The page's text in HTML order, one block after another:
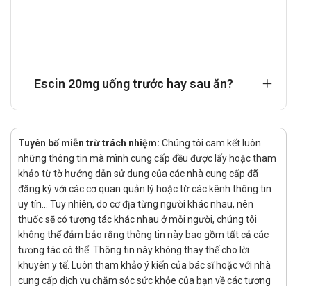
tức mô mềm.
Thuốc còn liên quan đến quá trình điều hòa phản ứng
thương cơ học.
Dược động học:
Hấp thu: Hoạt chất được hấp thu qua đường tiêu hóa,
với sự hỗ trợ của dạng bào chế bao tan trong ruột
nhằm tối ưu quá trình này.
Phân bố: Sau hấp thu, hoạt chất phân bố chủ yếu tại hệ
mạch và các mô liên quan đến phản ứng viêm, phù nề.
Chuyển hóa: Hoạt chất trải qua quá trình chuyển hóa
sinh học tại gan, tạo thành các chất chuyển hóa có
Escin 20mg uống trước hay sau ăn?
Tuyên bố miễn trừ trách nhiệm: Chúng tôi cam kết luôn
những thông tin mà mình cung cấp đều được lấy hoặc tham
khảo từ tờ hướng dẫn sử dụng của các nhà cung cấp đã
đăng ký với các cơ quan quản lý hoặc từ các kênh thông tin
uy tín... Tuy nhiên, do cơ địa từng người khác nhau, nên
thuốc sẽ có tương tác khác nhau ở mỗi người, chúng tôi
không thể đảm bảo rằng thông tin này bao gồm tất cả các
tương tác có thể. Thông tin này không thay thế cho lời
khuyên y tế. Luôn tham khảo ý kiến của bác sĩ hoặc với nhà
cung cấp dịch vụ chăm sóc sức khỏe của bạn về các tương